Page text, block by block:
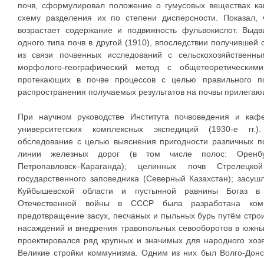
почв, сформулировал положение о гумусовых веществах
схему разделения их по степени дисперсности. Показал,
возрастает содержание и подвижность фульвокислот.
одного типа почв в другой (1910), впоследствии
из связи почвенных исследований с
морфолого-географический метод с
протекающих в почве процессов с целью правильного
распространения получаемых результатов на почвы
При научном руководстве Института почвоведения и
университетских комплексных экспедиций (1930-е
обследование с целью выяснения пригодности различных
линии железных дорог (в том числе полос:
Петропавловск–Караганда); целинных почв
государственного заповедника (Северный Казахстан);
Куйбышевской области и пустынной равнины Богаз
Отечественной войны в СССР была разработана
предотвращение засух, песчаных и пыльных бурь путём
насаждений и внедрения травопольных севооборотов в
проектировался ряд крупных и значимых для народного
Великие стройки коммунизма. Одним из них был Волго-